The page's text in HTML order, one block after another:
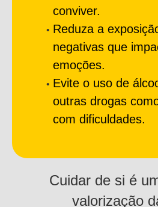
conviver.
Reduza a
negativas que
emoções.
Evite o uso de
outras drogas
com dificuldades.
Cuidar de si é
valorização